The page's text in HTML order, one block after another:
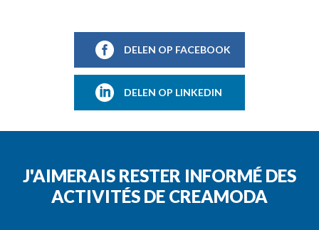
DELEN OP FACEBOOK
DELEN OP LINKEDIN
J'AIMERAIS RESTER INFORMÉ DES
ACTIVITÉS DE CREAMODA